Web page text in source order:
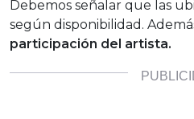
Debemos señalar que las
según disponibilidad.
participación del artista.